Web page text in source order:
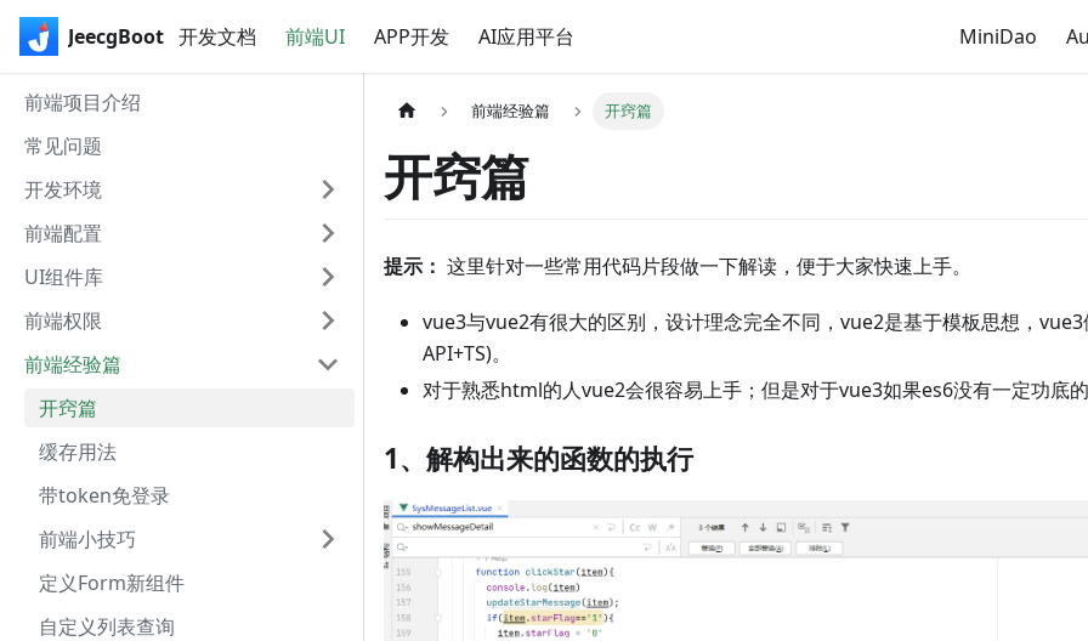
JeecgBoot 开发文档 前端UI APP开发 AI应用平台 MiniDao
前端项目介绍
常见问题
开发环境
前端配置
UI组件库
前端权限
前端经验篇
开窍篇
缓存用法
带token免登录
前端小技巧
定义Form新组件
自定义列表查询
前端经验篇 开窍篇
开窍篇
提示： 这里针对一些常用代码片段做一下解读，便于大家快速上手。
vue3与vue2有很大的区别，设计理念完全不同，vue2是基于模板思想，vue3
API+TS)。
对于熟悉html的人vue2会很容易上手；但是对于vue3如果es6没有一定功底的
1、解构出来的函数的执行